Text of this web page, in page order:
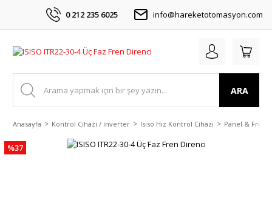
0 212 235 6025 info@hareketotomasyon.com
ARA
Anasayfa Kontrol Cihazı / inverter Isıso Hız Kontrol Cihazı Panel & Fren
%37